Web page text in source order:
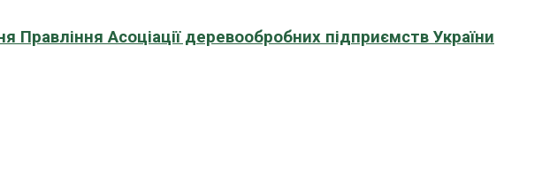
Правління Асоціації деревообробних підприємств України